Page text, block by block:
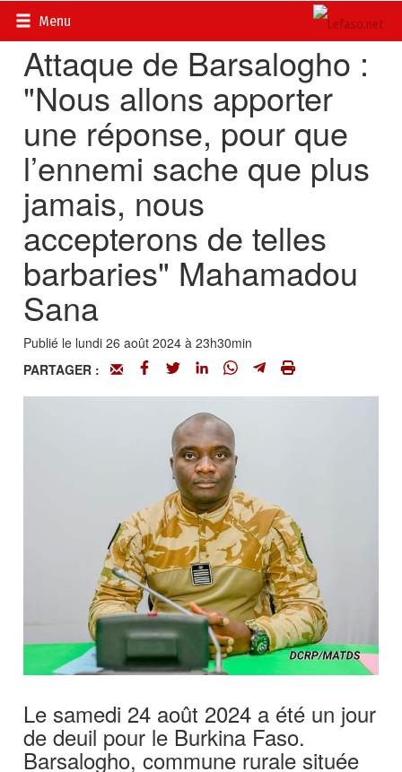
Menu
Accueil>
Attaque de Barsalogho :
"Nous allons apporter
une réponse, pour que
l’ennemi sache que plus
jamais, nous
accepterons de telles
barbaries" Mahamadou
Sana
Publié le lundi 26 août 2024 à 23h30min
PARTAGER :
Le samedi 24 août 2024 a été un jour
de deuil pour le Burkina Faso.
Barsalogho, commune rurale située